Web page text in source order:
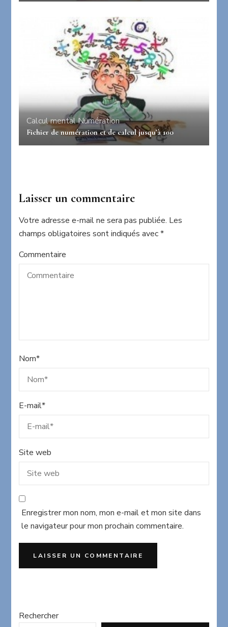
Calcul mentalNumération
Fichier de numération et de calcul jusqu’à 100
Laisser un commentaire
Votre adresse e-mail ne sera pas publiée. Les
champs obligatoires sont indiqués avec*
Commentaire
Nom*
E-mail*
Site web
Enregistrer mon nom, mon e-mail et mon site dans
le navigateur pour mon prochain commentaire.
Rechercher